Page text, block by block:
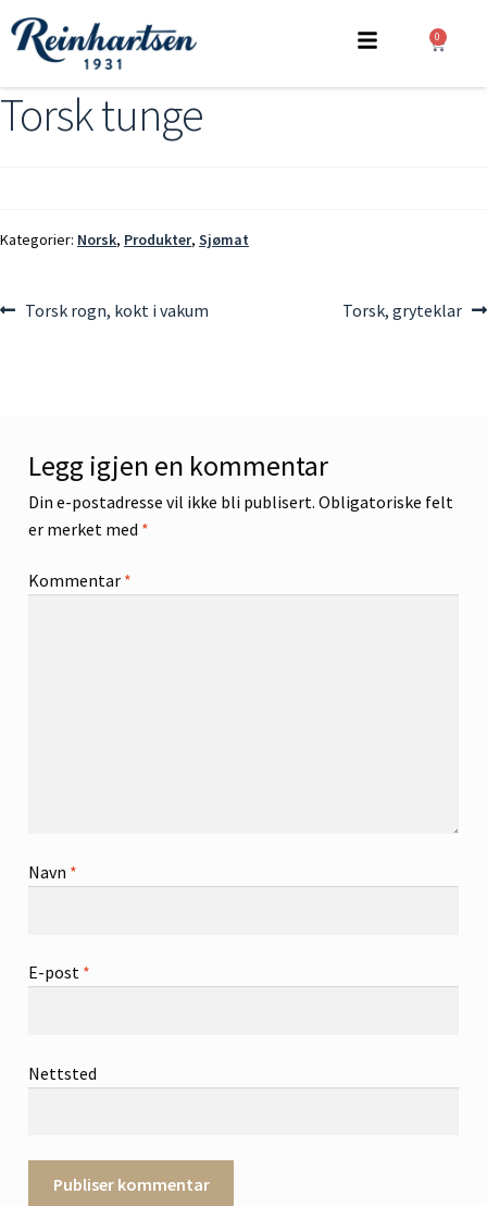
0
Torsk tunge
Kategorier: Norsk, Produkter, Sjømat
Torsk rogn, kokt i vakum Torsk, gryteklar
Legg igjen en kommentar
Din e-postadresse vil ikke bli publisert. Obligatoriske felt
er merket med *
Kommentar *
Navn *
E-post *
Nettsted